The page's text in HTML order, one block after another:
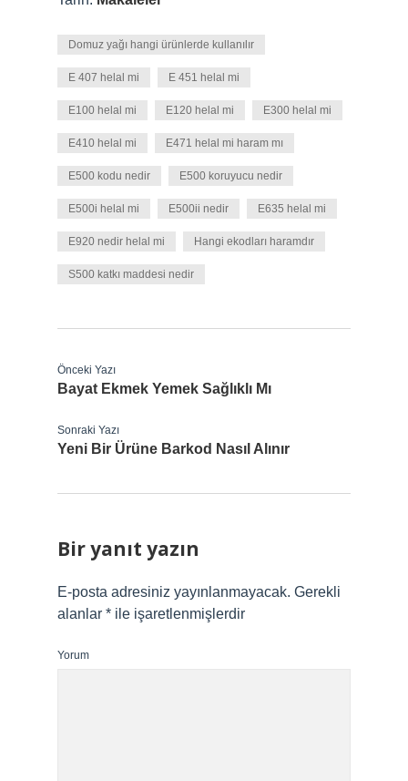
Domuz yağı hangi ürünlerde kullanılır
E 407 helal mi E 451 helal mi
E100 helal mi E120 helal mi E300 helal mi
E410 helal mi E471 helal mi haram mı
E500 kodu nedir E500 koruyucu nedir
E500i helal mi E500ii nedir E635 helal mi
E920 nedir helal mi Hangi ekodları haramdır
S500 katkı maddesi nedir
Önceki Yazı
Bayat Ekmek Yemek Sağlıklı Mı
Sonraki Yazı
Yeni Bir Ürüne Barkod Nasıl Alınır
Bir yanıt yazın
E-posta adresiniz yayınlanmayacak. Gerekli
alanlar * ile işaretlenmişlerdir
Yorum